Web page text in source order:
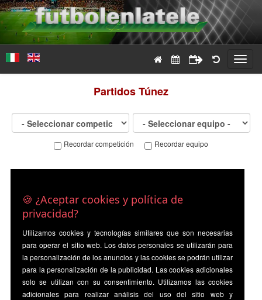
PartidosTúnez
Recordar competición Recordar equipo
🍪 ¿Aceptar cookies y política de
privacidad?
Utilizamos cookies y tecnologías similares que son necesarias
para operar el sitio web. Los datos personales se utilizarán para
la personalización de los anuncios y las cookies se podrán utilizar
para la personalización de la publicidad. Las cookies adicionales
solo se utilizan con su consentimiento. Utilizamos las cookies
adicionales para realizar análisis del uso del sitio web y